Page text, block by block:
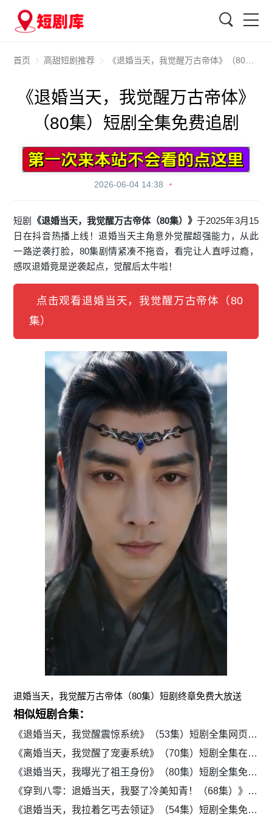
首页 高甜短剧推荐 《退婚当天，我觉醒万古帝体》（80集）短剧全集免费追剧
《退婚当天，我觉醒万古帝体》
（80集）短剧全集免费追剧
2026-06-04 14:38
短剧 《退婚当天，我觉醒万古帝体（80集）》于2025年3月15
日在抖音热播上线！退婚当天主角意外觉醒超强能力，从此
一路逆袭打脸，80集剧情紧凑不拖沓，看完让人直呼过瘾，
感叹退婚竟是逆袭起点，觉醒后太牛啦！
点击观看退婚当天，我觉醒万古帝体（80
集）
退婚当天，我觉醒万古帝体（80集）短剧终章免费大放送
相似短剧合集：
《退婚当天，我觉醒震惊系统》（53集）短剧全集网页免费观看
《离婚当天，我觉醒了宠妻系统》（70集）短剧全集在线流畅播放
《退婚当天，我曝光了祖王身份》（80集）短剧全集免费流畅观看
《穿到八零：退婚当天，我娶了冷美知青！（68集）》短剧全集免费在线观看
《退婚当天，我拉着乞丐去领证》（54集）短剧全集免费在线播